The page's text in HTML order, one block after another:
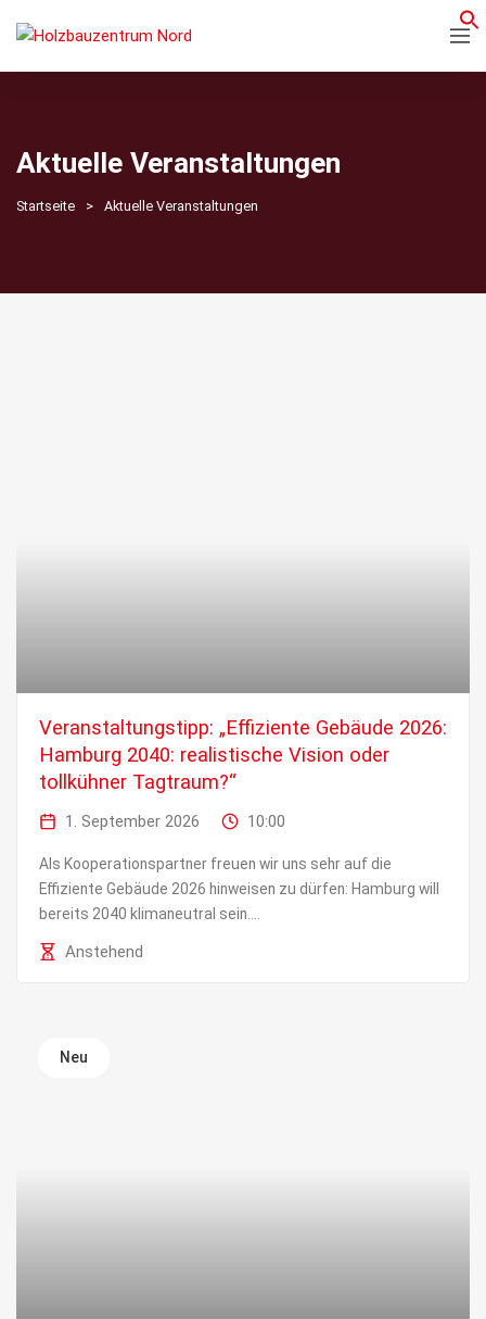
Aktuelle Veranstaltungen
Startseite Aktuelle Veranstaltungen
Veranstaltungstipp: „Effiziente Gebäude 2026:
Hamburg 2040: realistische Vision oder
tollkühner Tagtraum?“
1. September 2026 10:00
Als Kooperationspartner freuen wir uns sehr auf die
Effiziente Gebäude 2026 hinweisen zu dürfen: Hamburg will
bereits 2040 klimaneutral sein....
Anstehend
Neu